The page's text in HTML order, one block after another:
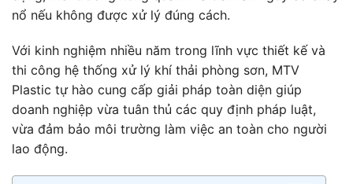
nổ nếu không được xử lý đúng cách.
Với kinh nghiệm nhiều năm trong lĩnh vực thiết kế và
thi công hệ thống xử lý khí thải phòng sơn, MTV
Plastic tự hào cung cấp giải pháp toàn diện giúp
doanh nghiệp vừa tuân thủ các quy định pháp luật,
vừa đảm bảo môi trường làm việc an toàn cho người
lao động.